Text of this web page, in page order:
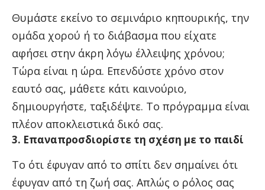
Θυμάστε εκείνο το σεμινάριο κηπουρικής, την
ομάδα χορού ή το διάβασμα που είχατε
αφήσει στην άκρη λόγω έλλειψης χρόνου;
Τώρα είναι η ώρα. Επενδύστε χρόνο στον
εαυτό σας, μάθετε κάτι καινούριο,
δημιουργήστε, ταξιδέψτε. Το πρόγραμμα είναι
πλέον αποκλειστικά δικό σας.
3. Επαναπροσδιορίστε τη σχέση με το παιδί
Το ότι έφυγαν από το σπίτι δεν σημαίνει ότι
έφυγαν από τη ζωή σας. Απλώς ο ρόλος σας